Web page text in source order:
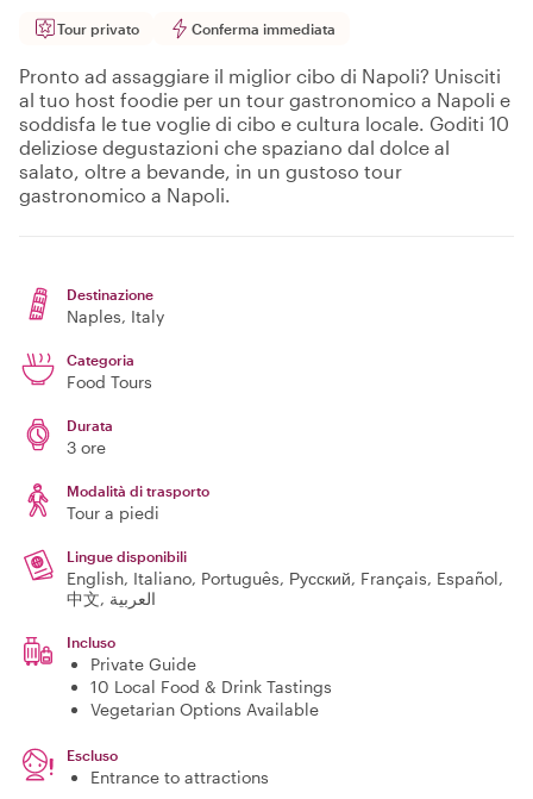
Tour privato Conferma immediata
Pronto ad assaggiare il miglior cibo di Napoli? Unisciti
al tuo host foodie per un tour gastronomico a Napoli e
soddisfa le tue voglie di cibo e cultura locale. Goditi 10
deliziose degustazioni che spaziano dal dolce al
salato, oltre a bevande, in un gustoso tour
gastronomico a Napoli.
Destinazione
Naples, Italy
Categoria
Food Tours
Durata
3 ore
Modalità di trasporto
Tour a piedi
Lingue disponibili
English, Italiano, Português, Русский, Français, Español,
中文, العربية
Incluso
Private Guide
10 Local Food & Drink Tastings
Vegetarian Options Available
Escluso
Entrance to attractions